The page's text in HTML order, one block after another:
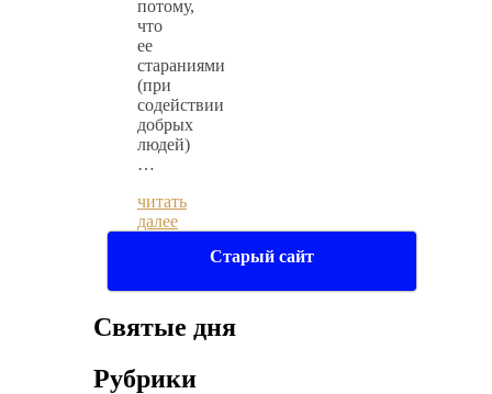
потому,
что
ее
стараниями
(при
содействии
добрых
людей)
…
читать
далее
Старый сайт
Святые дня
Рубрики